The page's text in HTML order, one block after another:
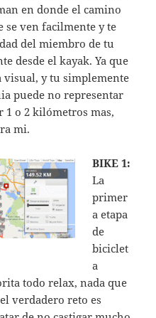
en donde el camino
se ven facilmente y te
del miembro de tu
desde el kayak. Ya que
visual, y tu simplemente
puede no representar
1 o 2 kilómetros mas,
mi.
BIKE 1:
La
primer
a etapa
de
biciclet
a
todo relax, nada que
verdadero reto es